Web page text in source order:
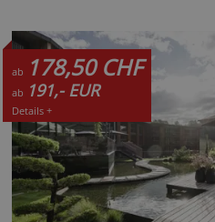
ab 178,50 CHF
ab 191,- EUR
Details +